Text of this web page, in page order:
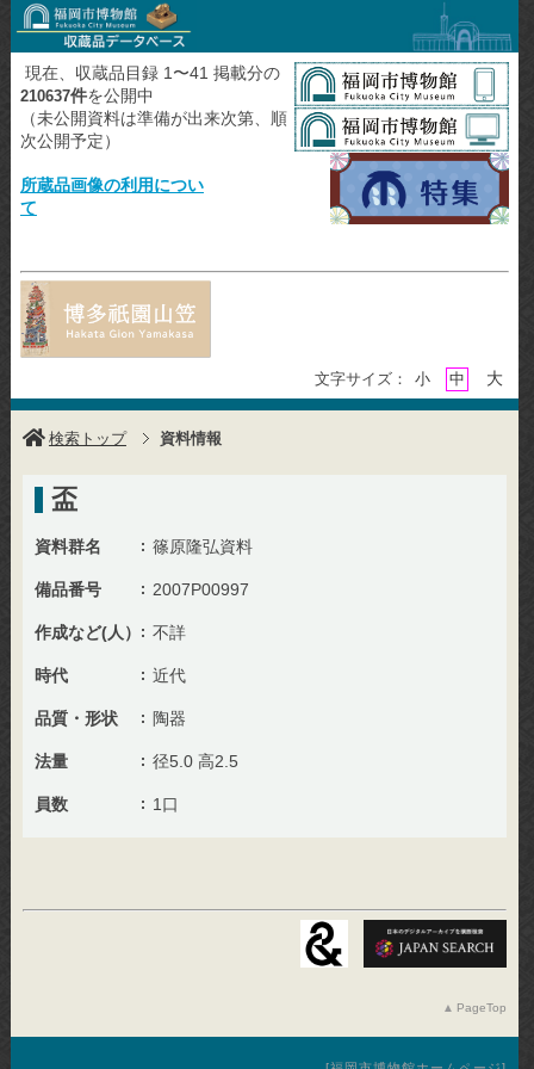
現在、収蔵品目録 1〜41 掲載分の
210637件を公開中
（未公開資料は準備が出来次第、順
次公開予定）
所蔵品画像の利用につい
て
文字サイズ： 小 中 大
検索トップ 資料情報
盃
資料群名 篠原隆弘資料
備品番号 2007P00997
作成など(人） 不詳
時代 近代
品質・形状 陶器
法量 径5.0 高2.5
員数 1口
PageTop